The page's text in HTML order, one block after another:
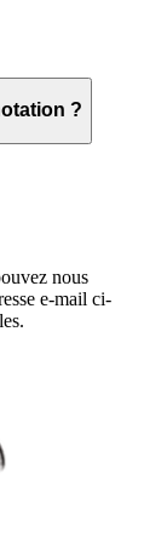
?
nous
e-mail ci-